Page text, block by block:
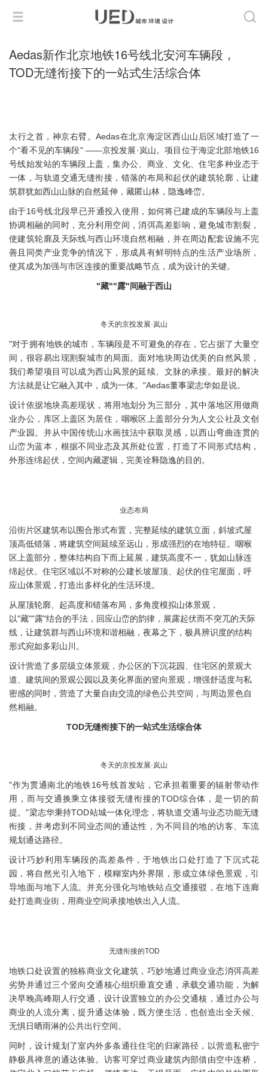
Aedas新作北京地铁16号线北安河车辆段，
TOD无缝衔接下的一站式生活综合体
太行之首，神京右臂。Aedas在北京海淀区西山山后区域打造了一
个"看不见的车辆段" ——京投发展·岚山。项目位于海淀北部地铁16
号线始发站的车辆段上盖，集办公、商业、文化、住宅多种业态于
一体，与轨道交通无缝衔接，错落的布局和起伏的建筑轮廓，让建
筑群犹如西山山脉的自然延伸，藏匿山林，隐逸峰峦。
由于16号线北段早已开通投入使用，如何将已建成的车辆段与上盖
协调相融的同时，充分利用空间，消弭高差影响，避免城市割裂，
使建筑轮廓及天际线与西山环境自然相融，并在周边配套设施不完
善且同类产业竞争的情况下，形成具有鲜明特点的生活产业场所，
使其成为加强与市区连接的重要战略节点，成为设计的关键。
"藏""露"间融于西山
冬天的京投发展·岚山
"对于拥有地铁的城市，车辆段是不可避免的存在，它占据了大量空
间，很容易出现割裂城市的局面。面对地块周边优美的自然风景，
我们希望项目可以成为西山风景的延续、文脉的承接。最好的解决
方法就是让它融入其中，成为一体。"Aedas董事梁志华如是说。
设计依据地块高差现状，将用地划分为三部分，其中落地区用做商
业办公，库区上盖区为居住，咽喉区上盖部分分为人文公社及文创
产业园。并从中国传统山水画技法中获取灵感，以西山弯曲连贯的
山峦为蓝本，根据不同业态及其所处位置，打造了不同形式结构，
外形连绵起伏，空间内藏逻辑，完美诠释隐逸的目的。
业态布局
沿街片区建筑布以围合形式布置，完整延续的建筑立面，斜坡式屋
顶高低错落，将建筑空间延续至远山，形成强烈的在地特征。咽喉
区上盖部分，整体结构自下而上延展，建筑高度不一，犹如山脉连
绵起伏。住宅区域以不对称的公建长坡屋顶、起伏的住宅屋面，呼
应山体景观，打造出多样化的生活环境。
从屋顶轮廓、起高度和错落布局，多角度模拟山体景观，
以"藏""露"结合的手法，回应山峦的韵律，展露起伏而不突兀的天际
线，让建筑群与西山环境和谐相融，夜幕之下，极具辨识度的结构
形式宛如多彩山川。
设计营造了多层级立体景观，办公区的下沉花园、住宅区的景观大
道、建筑间的景观公园以及美化界面的竖向景观，增强舒适度与私
密感的同时，营造了大量自由交流的绿色公共空间，与周边景色自
然相融。
TOD无缝衔接下的一站式生活综合体
冬天的京投发展·岚山
"作为贯通南北的地铁16号线首发站，它承担着重要的辐射带动作
用，而与交通换乘立体接驳无缝衔接的TOD综合体，是一切的前
提。"梁志华秉持TOD站城一体化理念，将轨道交通与业态功能无缝
衔接，并考虑到不同业态间的通达性，为不同目的地的访客、车流
规划通达路径。
设计巧妙利用车辆段的高差条件，于地铁出口处打造了下沉式花
园，将自然光引入地下，模糊室内外界限，形成立体绿色景观，引
导地面与地下人流。并充分强化与地铁站点交通接驳，在地下连廊
处打造商业街，用商业空间承接地铁出入人流。
无缝衔接的TOD
地铁口处设置的独栋商业文化建筑，巧妙地通过商业业态消弭高差
劣势并通过三个竖向交通核心组织垂直交通，承载交通功能，为解
决早晚高峰期人行交通，设计设置独立的办公交通核，通过办公与
商业的人流分离，提升通达体验，既方便生活，也创造出全天候、
无惧日晒雨淋的公共出行空间。
同时，设计规划了室内外多条通往住宅的归家路径，以营造私密宁
静极具禅意的通达体验。访客可穿过商业建筑内部借由空中连桥，